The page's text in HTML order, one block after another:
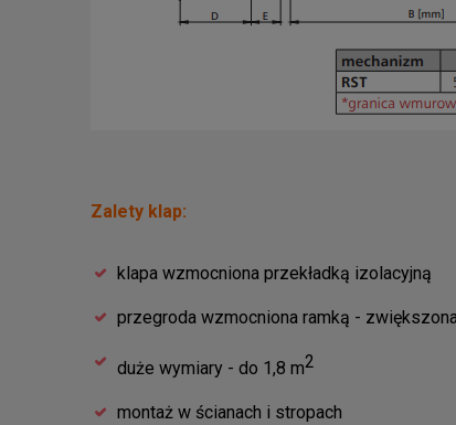
Zalety klap:
klapa wzmocniona przekładką izolacyjną
przegroda wzmocniona ramką -
duże wymiary - do 1,8 m2
montaż w ścianach i stropach